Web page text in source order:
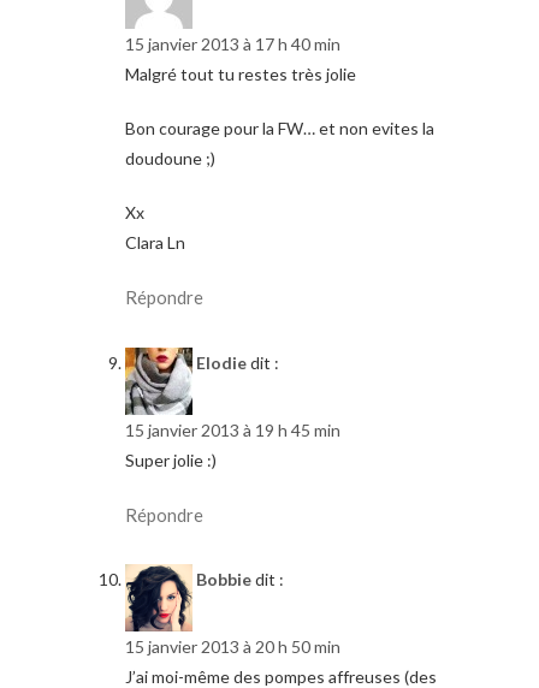
15 janvier 2013 à 17 h 40 min
Malgré tout tu restes très jolie
Bon courage pour la FW… et non evites la
doudoune ;)
Xx
Clara Ln
Répondre
Elodiedit :
15 janvier 2013 à 19 h 45 min
Super jolie :)
Répondre
Bobbiedit :
15 janvier 2013 à 20 h 50 min
J’ai moi-même des pompes affreuses (des